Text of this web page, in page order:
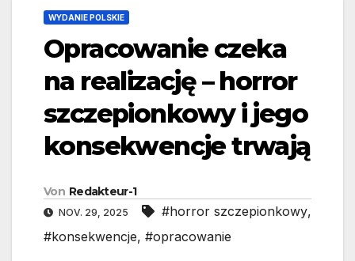
WYDANIE POLSKIE
Opracowanie czeka
na realizację – horror
szczepionkowy i jego
konsekwencje trwają
Von Redakteur-1
NOV. 29, 2025 #horror szczepionkowy,
#konsekwencje, #opracowanie